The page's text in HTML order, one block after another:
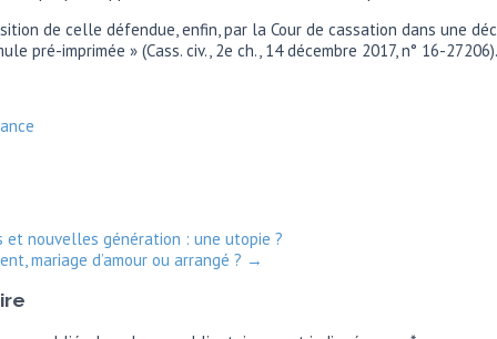
de celle défendue, enfin, par la Cour de cassation dans une
pré-imprimée » (Cass. civ., 2e ch., 14 décembre 2017, n° 16-27206).
et nouvelles génération : une utopie ?
mariage d’amour ou arrangé ? →